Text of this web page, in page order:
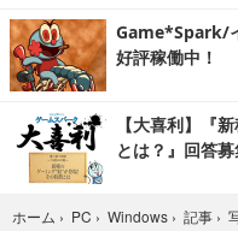
Game*Spark/
好評稼働中！
【大喜利】『
とは？』回答募
ホーム › PC › Windows › 記事 ›